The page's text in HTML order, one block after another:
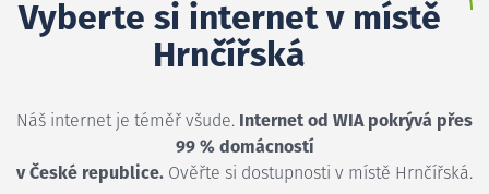
Vyberte si internet v místě
Hrnčířská
Náš internet je téměř všude. Internet od WIA pokrývá přes
99 % domácností
v České republice. Ověřte si dostupnosti v místě Hrnčířská.